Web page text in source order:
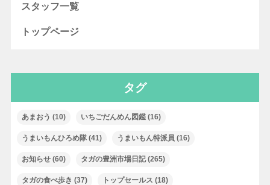
スタッフ一覧
トップページ
タグ
あまおう (10) いちごだんめん図鑑(16)
うまいもんひろめ隊(41) うまいもん特派員 (16)
お知らせ(60) タガの豊洲市場日記(265)
タガの食べ歩き (37) トップセールス (18)